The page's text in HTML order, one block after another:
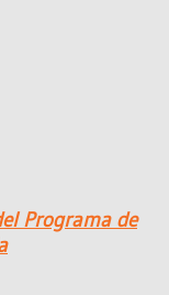
Programa de